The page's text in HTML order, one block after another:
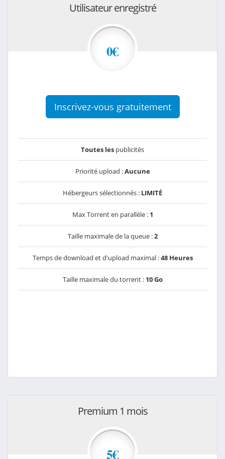
Utilisateur enregistré
0€
Inscrivez-vous gratuitement
Toutes les publicités
Priorité upload :Aucune
Hébergeurs sélectionnés : LIMITÉ
Max Torrent en parallèle : 1
Taille maximale de la queue :2
Temps de download et d'upload maximal :48 Heures
Taille maximale du torrent : 10 Go
Premium 1 mois
5€